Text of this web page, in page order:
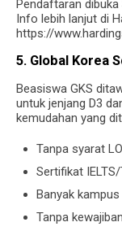
Pendaftaran
Info lebih lanjut di
https://
5. Global Korea
Beasiswa GKS
untuk jenjang D3
kemudahan yang
Tanpa syarat
Sertifikat
Banyak
Tanpa